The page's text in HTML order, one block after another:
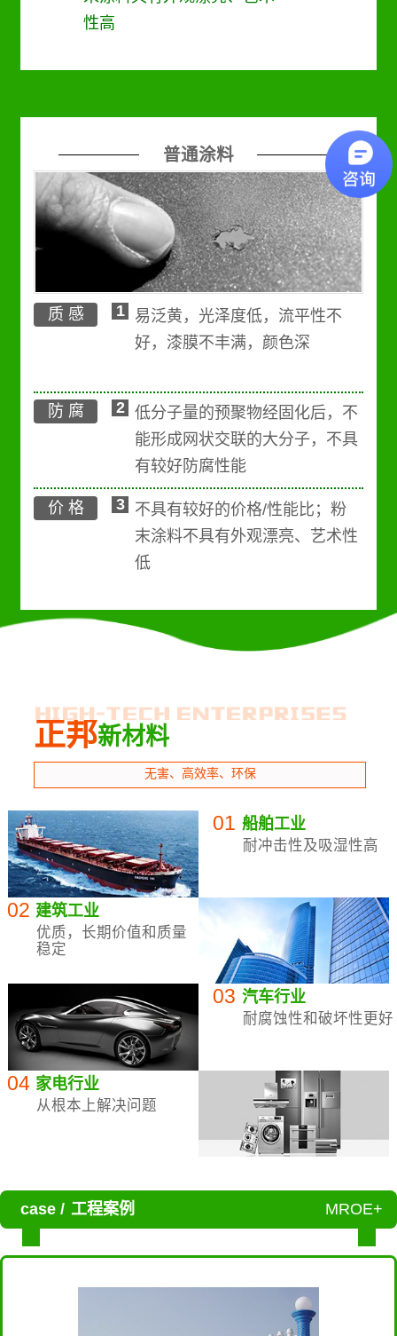
性高
普通涂料
质 感 1
易泛黄，光泽度低，流平性不
好，漆膜不丰满，颜色深
防 腐 2 低分子量的预聚物经固化后，不
能形成网状交联的大分子，不具
有较好防腐性能
价 格 3
不具有较好的价格/性能比；粉
末涂料不具有外观漂亮、艺术性
低
正邦新材料
无害、高效率、环保
01 船舶工业
耐冲击性及吸湿性高
02 建筑工业
优质，长期价值和质量
稳定
03 汽车行业
耐腐蚀性和破坏性更好
04 家电行业
从根本上解决问题
case / 工程案例 MROE+